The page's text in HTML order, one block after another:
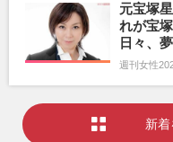
元宝塚
れが宝
日々、
週刊女性
新